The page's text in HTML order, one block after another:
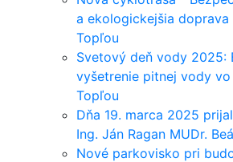
a ekologickejšia doprava
Topľou
Svetový deň vody 2025:
vyšetrenie pitnej vody vo
Topľou
Dňa 19. marca 2025
Ing. Ján Ragan MUDr.
Nové parkovisko pri